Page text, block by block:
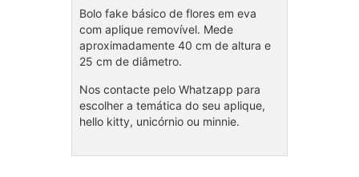
Bolo fake básico de flores em eva
com aplique removível. Mede
aproximadamente 40 cm de altura e
25 cm de diâmetro.
Nos contacte pelo Whatzapp para
escolher a temática do seu aplique,
hello kitty, unicórnio ou minnie.